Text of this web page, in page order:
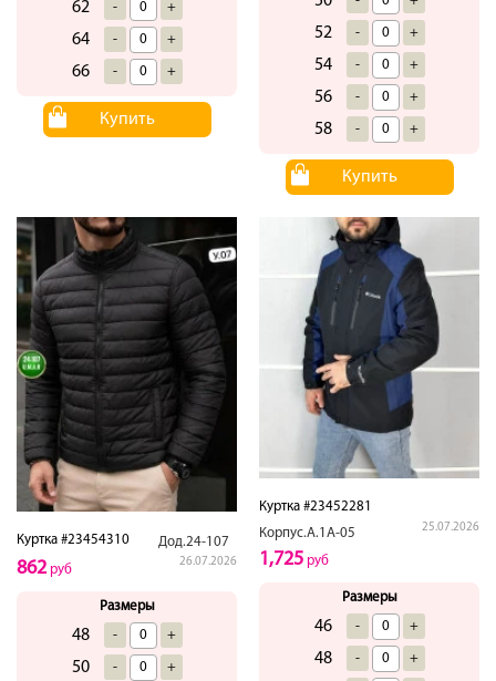
62 - +
64 - +
66 - +
Купить
52 - +
54 - +
56 - +
58 - +
Купить
Куртка #23454310 Дод.24-107
26.07.2026
862руб
Размеры
48 - +
50 - +
Куртка #23452281
Корпус.А.1А-05
25.07.2026
1,725 руб
Размеры
46 - +
48 - +